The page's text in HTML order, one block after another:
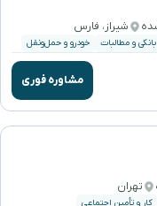
شیراز، فارس
بانکی و مطالبات خودرو و حمل‌ونقل
مشاوره فوری
تهران
کار و تأمین اجتماعی